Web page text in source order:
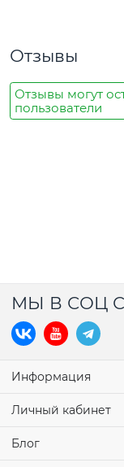
Отзывы
Отзывы могут
пользователи
МЫ В СОЦ
Информация
Личный кабинет
Блог